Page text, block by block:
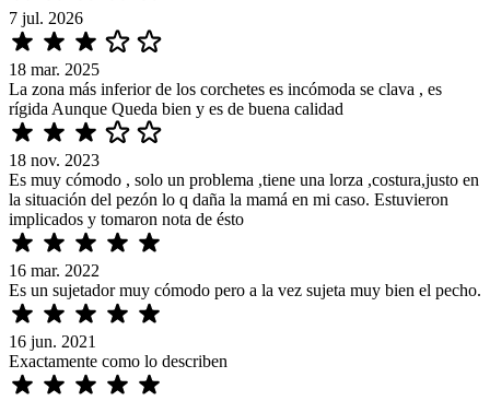
7 jul. 2026
18 mar. 2025
La zona más inferior de los corchetes es incómoda se clava , es
rígida Aunque Queda bien y es de buena calidad
18 nov. 2023
Es muy cómodo , solo un problema ,tiene una lorza ,costura,justo en
la situación del pezón lo q daña la mamá en mi caso. Estuvieron
implicados y tomaron nota de ésto
16 mar. 2022
Es un sujetador muy cómodo pero a la vez sujeta muy bien el pecho.
16 jun. 2021
Exactamente como lo describen